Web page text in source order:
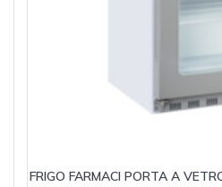
FRIGO FARMACI PORTA A